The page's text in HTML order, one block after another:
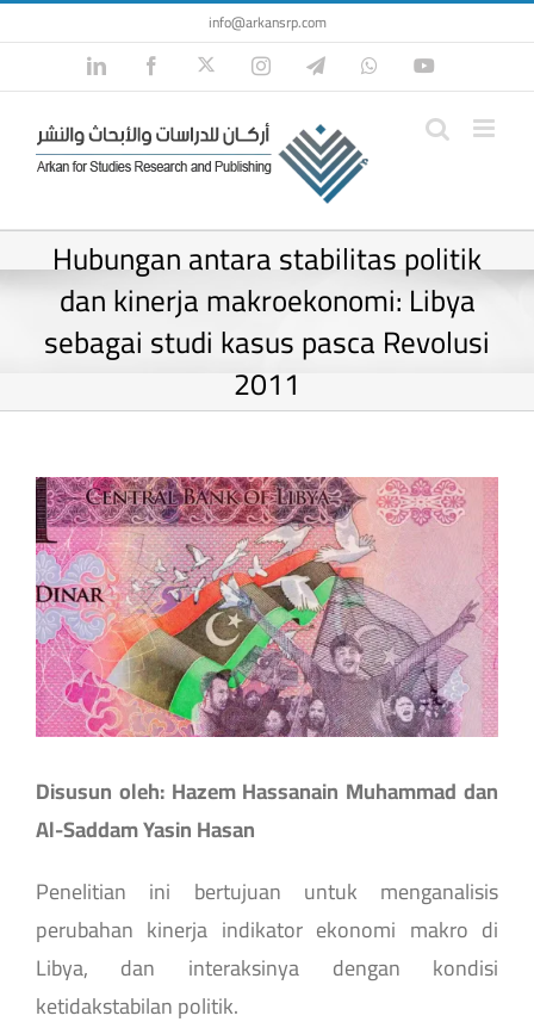
Skip
to
content
info@arkansrp.com
LinkedIn FacebookTwitterInstagramTelegramWhatsApp
Hubungan antara stabilitas politik
dan kinerja makroekonomi: Libya
sebagai studi kasus pasca Revolusi
2011
View
Larger
Image
Disusun oleh: Hazem Hassanain Muhammad dan
Al-Saddam Yasin Hasan
Penelitian ini bertujuan untuk menganalisis
perubahan kinerja indikator ekonomi makro di
Libya, dan interaksinya dengan kondisi
ketidakstabilan politik.